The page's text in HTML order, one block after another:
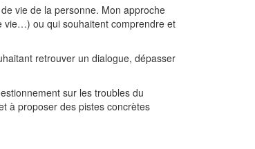
vie de la personne. Mon approche
vie…) ou qui souhaitent comprendre et
retrouver un dialogue, dépasser
sur les troubles du
à proposer des pistes concrètes